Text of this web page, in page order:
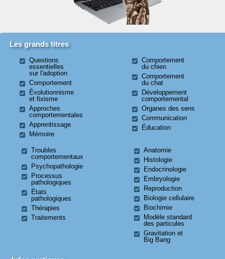
Les grands titres
Questions
essentielles
sur l'adoption
Comportement
Évolutionnisme
et fixisme
Approches
comportementales
Apprentissage
Mémoire
Comportement
du chien
Comportement
du chat
Développement
comportemental
Organes des sens
Communication
Éducation
Troubles
comportementaux
Psychopathologie
Processus
pathologiques
États
pathologiques
Thérapies
Traitements
Anatomie
Histologie
Endocrinologie
Embryologie
Reproduction
Biologie cellulaire
Biochimie
Modèle standard
des particules
Gravitation et
Big Bang